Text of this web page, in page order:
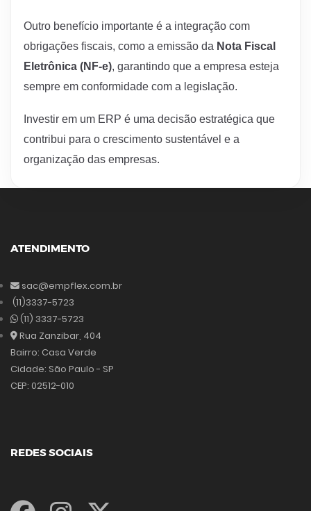
Outro benefício importante é a integração com
obrigações fiscais, como a emissão da Nota Fiscal
Eletrônica (NF-e), garantindo que a empresa esteja
sempre em conformidade com a legislação.
Investir em um ERP é uma decisão estratégica que
contribui para o crescimento sustentável e a
organização das empresas.
ATENDIMENTO
sac@empflex.com.br
(11)3337-5723
(11) 3337-5723
Rua Zanzibar, 404
Bairro: Casa Verde
Cidade: São Paulo - SP
CEP: 02512-010
REDES SOCIAIS